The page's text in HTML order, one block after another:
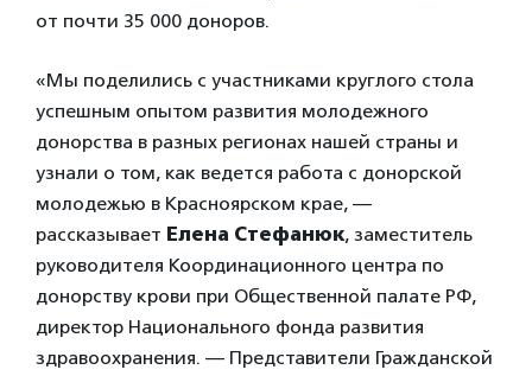
от почти 35 000 доноров.
«Мы поделились с участниками круглого стола
успешным опытом развития молодежного
донорства в разных регионах нашей страны и
узнали о том, как ведется работа с донорской
молодежью в Красноярском крае, —
рассказывает Елена Стефанюк, заместитель
руководителя Координационного центра по
донорству крови при Общественной палате РФ,
директор Национального фонда развития
здравоохранения. — Представители Гражданской